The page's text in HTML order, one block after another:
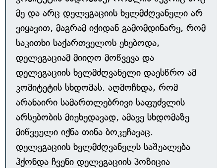
მე და არც დელეგაციის ხელმძღვანელი არ
ვიყავით, მაგრამ იქიდან გამომდინარე, რომ
საკითხი საქართველოს ეხებოდა,
დელეგაციამ მიიღო მოწვევა და
დელეგაციის ხელმძღვანელი დაესწრო ამ
კომიტეტის სხდომას. აღმოჩნდა, რომ
არანაირი სამართლებრივი საფუძვლის
არსებობის მიუხედავად, ამავე სხდომაზე
მიწვეული იქნა თინა ბოკუჩავაც.
დელეგაციის ხელმძღვანელს საშუალება
ჰქონდა ჩვენი დელეგაციის პოზიცია